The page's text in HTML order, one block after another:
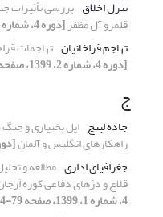
تنزل اخلاق بررسی تأثیرات
قلمرو آل مظفر[دوره 4، شماره 4، 1399، صفحه 47-70]
تهاجم قراخانیان تهاجمات
[دوره 4، شماره 2، 1399، صفحه 117-135]
ج
جاده لینچ ایل بختیاری و
راهکارهای انگلیس و آلمان[دوره 4، شماره
جغرافیای اداری مطالعه و
قلاع و دژهای دفاعی کوره
4، شماره 1، 1399، صفحه 79-114]